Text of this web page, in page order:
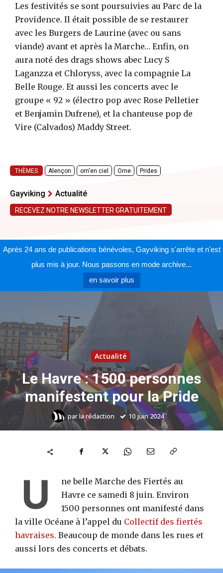
Les festivités se sont poursuivies au Parc de la
Providence. Il était possible de se restaurer
avec les Burgers de Laurine (avec ou sans
viande) avant et après la Marche… Enfin, on
aura noté des drags shows abec Lucy S
Laganzza et Chloryss, avec la compagnie La
Belle Rouge. Et aussi les concerts avec le
groupe « 92 » (électro pop avec Rose Pelletier
et Benjamin Dufrene), et la chanteuse pop de
Vire (Calvados) Maddy Street.
THÈMES Alençon orn'en ciel Orne Prides
Gayviking Actualité
RECEVEZ NOTRE NEWSLETTER GRATUITEMENT